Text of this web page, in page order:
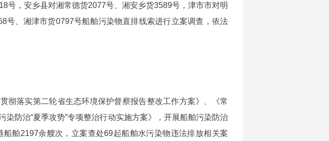
号，安乡县对湘常德货2077号、湘安乡货3589号，津市市对明
号、湘津市货0797号船舶污染物直排线索进行立案调查，依法
彻落实第二轮省生态环境保护督察报告整改工作方案》、《常
防治“夏季攻势”专项整治行动实施方案》，开展船舶污染防治
舶2197余艘次，立案查处69起船舶水污染物违法排放相关案